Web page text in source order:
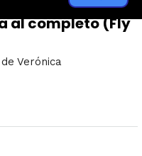
al completo (Fly
Verónica